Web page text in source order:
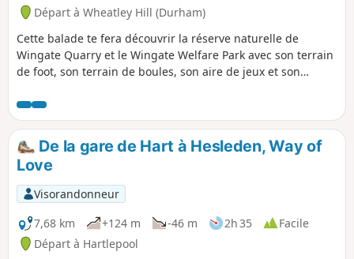
Départ à Wheatley Hill (Durham)
Cette balade te fera découvrir la réserve naturelle de
Wingate Quarry et le Wingate Welfare Park avec son terrain
de foot, son terrain de boules, son aire de jeux et son
passe par le site de la mine Wingate Grange, puis, au
retour, suit l'ancienne voie ferrée de Wingate.
De la gare de Hart à Hesleden, Way of
Love
Visorandonneur
7,68 km
+124 m -46 m 2h 35
Facile
Départ à Hartlepool